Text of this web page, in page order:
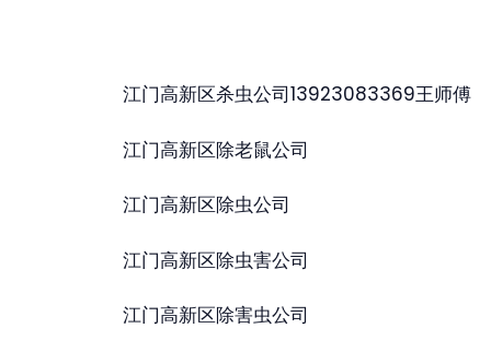
江门高新区杀虫公司13923083369王师傅
江门高新区除老鼠公司
江门高新区除虫公司
江门高新区除虫害公司
江门高新区除害虫公司